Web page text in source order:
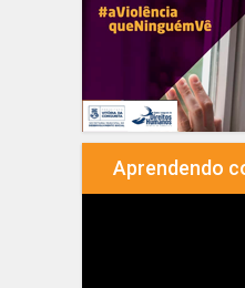
Aprendendo